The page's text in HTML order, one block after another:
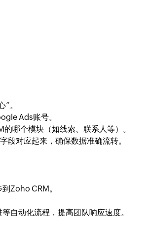
。
Ads账号。
哪个模块（如线索、联系人等）。
段对应起来，确保数据准确流转。
Zoho CRM。
自动化流程，提高团队响应速度。